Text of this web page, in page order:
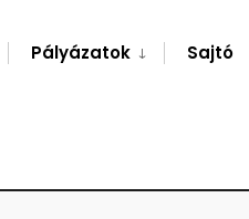
Pályázatok Sajtó